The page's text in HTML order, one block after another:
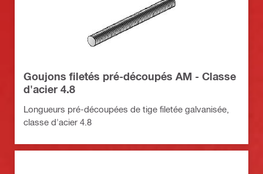
Goujons filetés pré-découpés AM - Classe
d'acier 4.8
Longueurs pré-découpées de tige filetée galvanisée,
classe d'acier 4.8